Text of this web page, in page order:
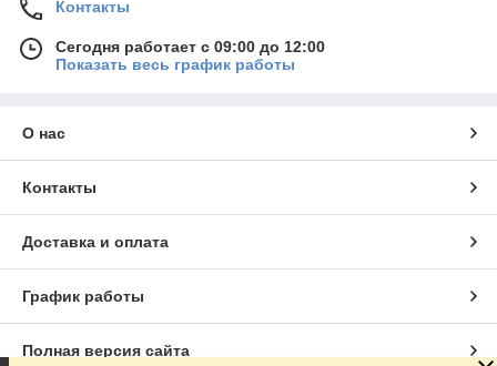
Контакты
Сегодня работает с 09:00 до 12:00
Показать весь график работы
О нас
Контакты
Доставка и оплата
График работы
Полная версия сайта